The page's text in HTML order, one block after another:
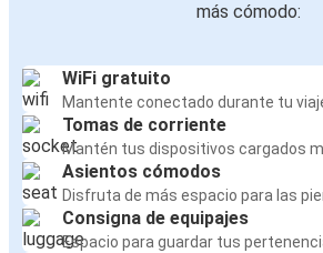
más cómodo:
WiFi gratuito
Mantente conectado durante tu
Tomas de corriente
Mantén tus dispositivos cargados
Asientos cómodos
Disfruta de más espacio para las
Consigna de equipajes
Espacio para guardar tus